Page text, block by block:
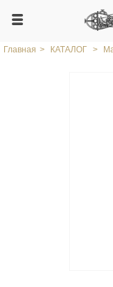
Главная > КАТАЛОГ >